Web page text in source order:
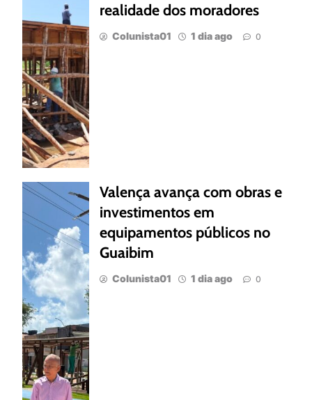
realidade dos moradores
Colunista01 1 dia ago 0
Valença avança com obras e
investimentos em
equipamentos públicos no
Guaibim
Colunista01 1 dia ago 0